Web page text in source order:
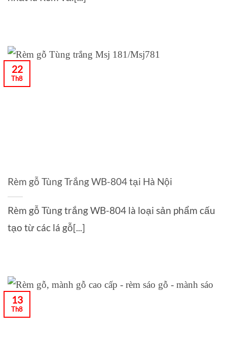
Rèm gỗ Tùng Trắng WB-804 tại Hà Nội
Rèm gỗ Tùng trắng WB-804 là loại sản phẩm cấu
tạo từ các lá gỗ[...]
22
Th8
13
Th8